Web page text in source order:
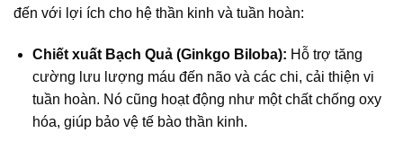
đến với lợi ích cho hệ thần kinh và tuần hoàn:
Chiết xuất Bạch Quả (Ginkgo Biloba): Hỗ trợ tăng
cường lưu lượng máu đến não và các chi, cải thiện vi
tuần hoàn. Nó cũng hoạt động như một chất chống oxy
hóa, giúp bảo vệ tế bào thần kinh.